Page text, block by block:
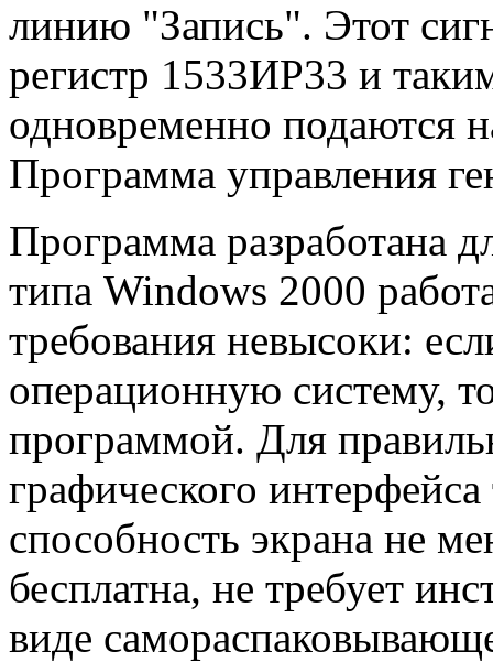
линию "Запись". Этот
регистр 1533ИР33 и
одновременно подаются
Программа управления
Программа разработана
типа Windows 2000
требования невысоки:
операционную систему,
программой. Для
графического
способность экрана не
бесплатна, не требует
виде